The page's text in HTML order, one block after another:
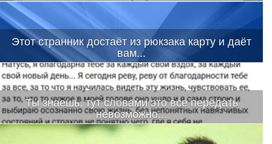
Этот странник достаёт из рюкзака карту и даёт
вам...
Ты знаешь, тут словами это все передать
невозможно...